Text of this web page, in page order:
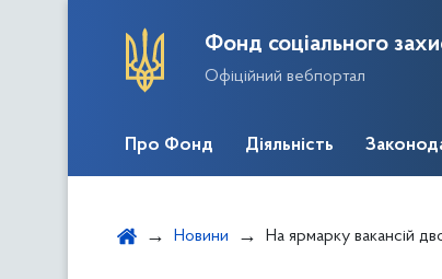
Фонд соціального
Офіційний вебпортал
Про Фонд Діяльність
Новини На ярмарку вакансій